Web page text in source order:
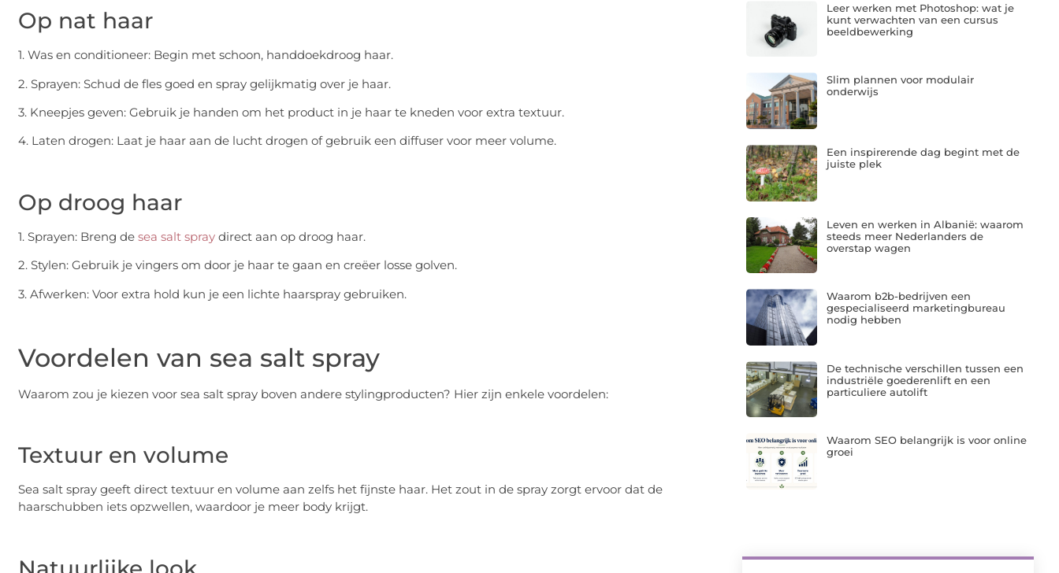
Op nat haar
1. Was en conditioneer: Begin met schoon, handdoekdroog haar.
2. Sprayen: Schud de fles goed en spray gelijkmatig over je haar.
3. Kneepjes geven: Gebruik je handen om het product in je haar te kneden voor extra textuur.
4. Laten drogen: Laat je haar aan de lucht drogen of gebruik een diffuser voor meer volume.
Op droog haar
1. Sprayen: Breng de sea salt spray direct aan op droog haar.
2. Stylen: Gebruik je vingers om door je haar te gaan en creëer losse golven.
3. Afwerken: Voor extra hold kun je een lichte haarspray gebruiken.
Voordelen van sea salt spray
Waarom zou je kiezen voor sea salt spray boven andere stylingproducten? Hier zijn enkele voordelen:
Textuur en volume
Sea salt spray geeft direct textuur en volume aan zelfs het fijnste haar. Het zout in de spray zorgt ervoor dat de
haarschubben iets opzwellen, waardoor je meer body krijgt.
Leer werken met Photoshop: wat je
kunt verwachten van een cursus
beeldbewerking
Slim plannen voor modulair
onderwijs
Een inspirerende dag begint met de
juiste plek
Leven en werken in Albanië: waarom
steeds meer Nederlanders de
overstap wagen
Waarom b2b-bedrijven een
gespecialiseerd marketingbureau
nodig hebben
De technische verschillen tussen een
industriële goederenlift en een
particuliere autolift
Waarom SEO belangrijk is voor online
groei